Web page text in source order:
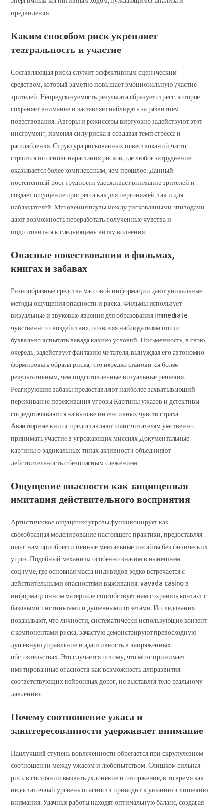
предвидения.
Каким способом риск укрепляет
театральность и участие
Составляющая риска служит эффективным сценическим
средством, который заметно повышает эмоциональную участие
зрителей. Непредсказуемость результата образует стресс, которое
сохраняет внимание и заставляет наблюдать за развитием
повествования. Авторы и режиссеры виртуозно задействуют этот
инструмент, изменяя силу риска и создавая темп стресса и
расслабления. Структура рискованных повествований часто
строится по основе нарастания рисков, где любое затруднение
оказывается более комплексным, чем прошлое. Данный
постепенный рост трудности удерживает внимание зрителей и
создает ощущение прогресса как для персонажей, так и для
наблюдателей. Мгновения паузы между рискованными эпизодами
дают возможность переработать полученные чувства и
подготовиться к следующему витку волнения.
Опасные повествования в фильмах,
книгах и забавах
Разнообразные средства массовой информации дают уникальные
методы ощущения опасности и риска. Фильмы использует
визуальные и звуковые явления для образования immediate
чувственного воздействия, позволяя наблюдателям почти
буквально испытать вавада казино условий. Письменность, в свою
очередь, задействует фантазию читателя, вынуждая его автономно
формировать образы риска, что нередко становится более
результативным, чем подготовленные визуальные решения.
Реагирующие забавы предоставляют наиболее захватывающий
переживание переживания угрозы Картины ужасов и детективы
сосредотачиваются на вызове интенсивных чувств страха
Авантюрные книги предоставляют шанс читателям умственно
принимать участие в угрожающих миссиях Документальные
картины о радикальных типах активности объединяют
действительность с безопасным слежением
Ощущение опасности как защищенная
имитация действительного восприятия
Артистическое ощущение угрозы функционирует как
своеобразная моделирование настоящего практики, предоставляя
шанс нам приобрести ценные ментальные инсайты без физических
угроз. Подобный механизм особенно значим в нынешнем
социуме, где основная масса индивидов редко встречается с
действительными опасностями выживания. vavada casino в
информационном материале способствует нам сохранять контакт с
базовыми инстинктами и душевными ответами. Исследования
показывают, что личности, систематически использующие контент
с компонентами риска, зачастую демонстрируют превосходную
душевную управление и адаптивность в напряженных
обстоятельствах. Это случается потому, что мозг принимает
имитированные опасности как возможность для развития
соответствующих нейронных дорог, не выставляя тело реальному
давлению.
Почему соотношение ужаса и
заинтересованности удерживает внимание
Наилучший ступень вовлеченности обретается при скрупулезном
соотношении между ужасом и любопытством. Слишком сильная
риск в состоянии вызвать уклонение и отторжение, в то время как
недостаточный уровень опасности приводит к унынию и лишению
внимания. Удачные работы находят оптимальную баланс, создавая